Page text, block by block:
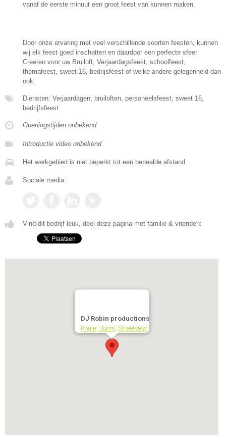
vanaf de eerste minuut een groot feest van kunnen maken.
Door onze ervaring met veel verschillende soorten feesten, kunnen
wij elk feest goed inschatten en daardoor een perfecte sfeer
Creëren voor uw Bruiloft, Verjaardagsfeest, schoolfeest,
themafeest, sweet 16, bedrijsfeest of welke andere gelegenheid dan
ook.
Diensten: Verjaardagen, bruiloften, personeelsfeest, sweet 16,
bedrijfsfeest
Openingstijden onbekend
Introductie video onbekend
Het werkgebied is niet beperkt tot een bepaalde afstand.
Sociale media:
Vind dit bedrijf leuk, deel deze pagina met familie & vrienden:
DJ Robin productions
Route, Zoom, Streetview